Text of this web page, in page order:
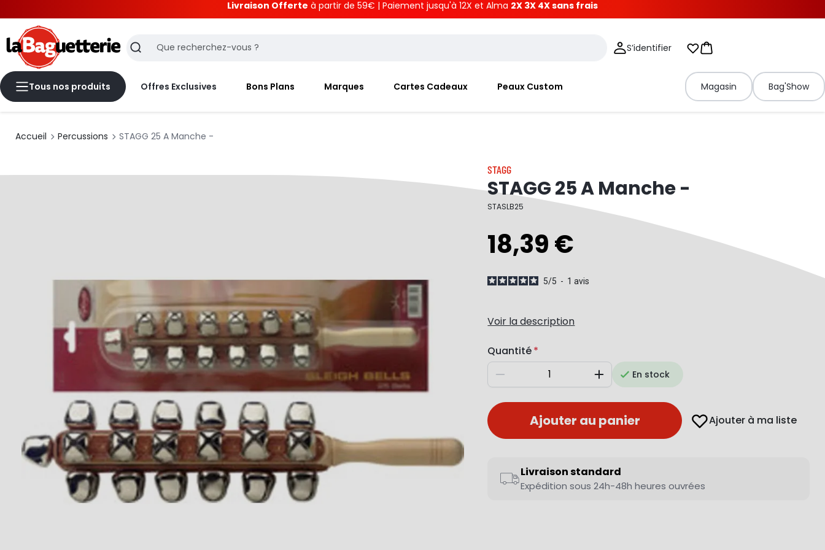
Livraison Offerte à partir de 59€ | Paiement jusqu'à 12X et Alma 2X 3X 4X sans frais
Recherche S’identifier Mes listes d'envies
Panier
Tous nos produits Offres Exclusives Bons Plans Marques Cartes Cadeaux Peaux Custom Magasin Bag'Show
Accueil Percussions STAGG 25 A Manche -
STAGG
STAGG 25 A Manche -
STASLB25
18,39 €
5/5 - 1avis
Voir la description
Quantité
Diminuer AugmenterEn stock
Ajouter au panier Ajouter à ma liste
Livraison standard
Expédition sous 24h-48h heures ouvrées